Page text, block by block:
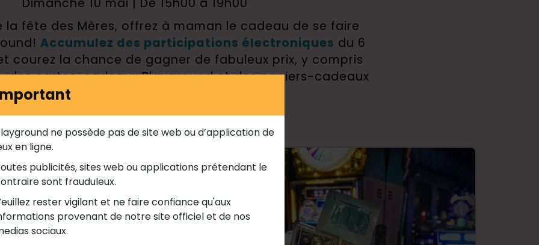
Dimanche 10 mai | De 15h00 à 19h00
la fête des Mères, offrez à maman le cadeau de se faire
Accumulez des participations électroniques du 6
courez la chance de gagner de fabuleux prix, y compris
des cartes-cadeaux Playground et des paniers-cadeaux
tranche de 250
du 6 avril au 10
mercredis
ne possède pas de site web ou d’application de
en ligne.
publicités, sites web ou applications prétendant le
sont frauduleux.
rester vigilant et ne faire confiance qu'aux
provenant de notre site officiel et de nos
sociaux.
Cette promotion est terminée
la promotion de toute façon
Voir les promotions actuelles